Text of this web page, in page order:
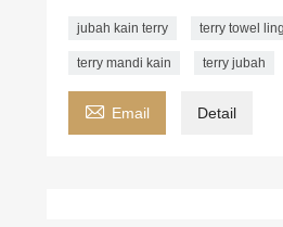
jubah kain terry terry towel
terry mandi kain terry jubah
 Email Detail